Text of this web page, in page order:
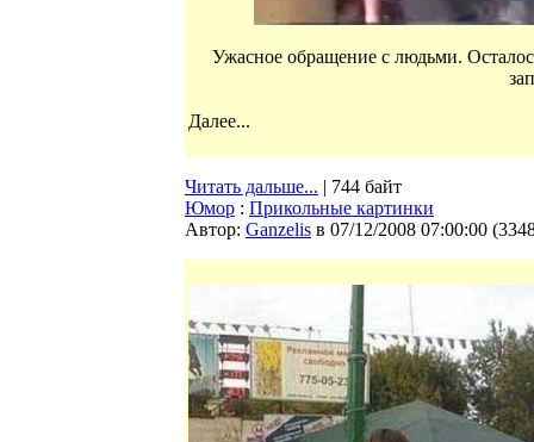
Ужасное обращение с людьми.
Далее...
Читать дальше... | 744 байт
Юмор : Прикольные картинки
Автор: Ganzelis в 07/12/2008 07:00:00 (